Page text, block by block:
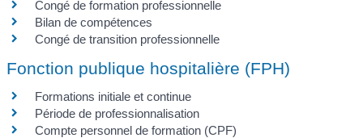
Congé de formation professionnelle
Bilan de compétences
Congé de transition professionnelle
Fonction publique hospitalière (FPH)
Formations initiale et continue
Période de professionnalisation
Compte personnel de formation (CPF)